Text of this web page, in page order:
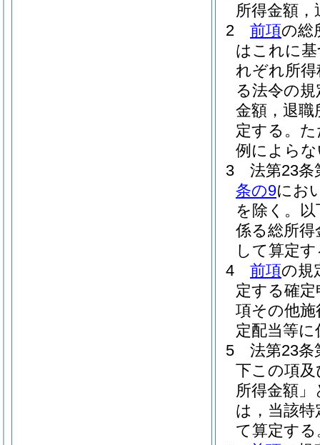
所得金額
2
前項の総
はこれに
れぞれ所得
る法令の
金額，退
定する。 た
例によら
3
法第23条
条の9にお
を除く。
係る総所得
して算定
4
前項の規
定する確
項その他
定配当等
5
法第23条
下この項及
所得金額
は，当該
て算定する